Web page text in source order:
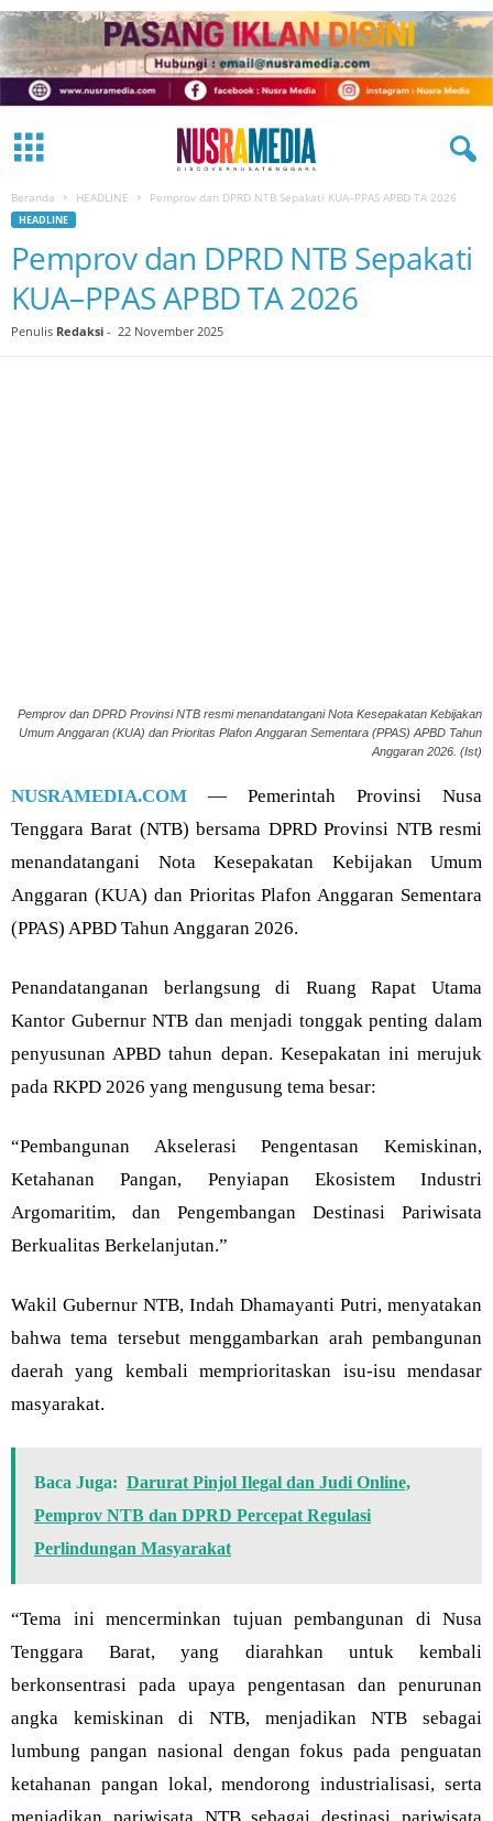
Beranda HEADLINE Pemprov dan DPRD NTB Sepakati KUA–PPAS APBD TA 2026
HEADLINE
Pemprov dan DPRD NTB Sepakati
KUA–PPAS APBD TA 2026
Penulis Redaksi - 22 November 2025
Pemprov dan DPRD Provinsi NTB resmi menandatangani Nota Kesepakatan Kebijakan
Umum Anggaran (KUA) dan Prioritas Plafon Anggaran Sementara (PPAS) APBD Tahun
Anggaran 2026. (Ist)
NUSRAMEDIA.COM — Pemerintah Provinsi Nusa
Tenggara Barat (NTB) bersama DPRD Provinsi NTB resmi
menandatangani Nota Kesepakatan Kebijakan Umum
Anggaran (KUA) dan Prioritas Plafon Anggaran Sementara
(PPAS) APBD Tahun Anggaran 2026.
Penandatanganan berlangsung di Ruang Rapat Utama
Kantor Gubernur NTB dan menjadi tonggak penting dalam
penyusunan APBD tahun depan. Kesepakatan ini merujuk
pada RKPD 2026 yang mengusung tema besar:
“Pembangunan Akselerasi Pengentasan Kemiskinan,
Ketahanan Pangan, Penyiapan Ekosistem Industri
Argomaritim, dan Pengembangan Destinasi Pariwisata
Berkualitas Berkelanjutan.”
Wakil Gubernur NTB, Indah Dhamayanti Putri, menyatakan
bahwa tema tersebut menggambarkan arah pembangunan
daerah yang kembali memprioritaskan isu-isu mendasar
masyarakat.
Baca Juga: Darurat Pinjol Ilegal dan Judi Online,
Pemprov NTB dan DPRD Percepat Regulasi
Perlindungan Masyarakat
“Tema ini mencerminkan tujuan pembangunan di Nusa
Tenggara Barat, yang diarahkan untuk kembali
berkonsentrasi pada upaya pengentasan dan penurunan
angka kemiskinan di NTB, menjadikan NTB sebagai
lumbung pangan nasional dengan fokus pada penguatan
ketahanan pangan lokal, mendorong industrialisasi, serta